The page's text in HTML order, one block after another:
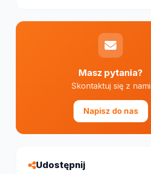
Masz pytania?
Skontaktuj się z nami
Napisz do nas
Udostępnij